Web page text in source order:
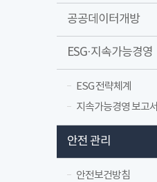
공공데이터개방
ESG·지속가능경영
ESG 전략체계
지속가능경영 보고서
안전 관리
안전보건방침